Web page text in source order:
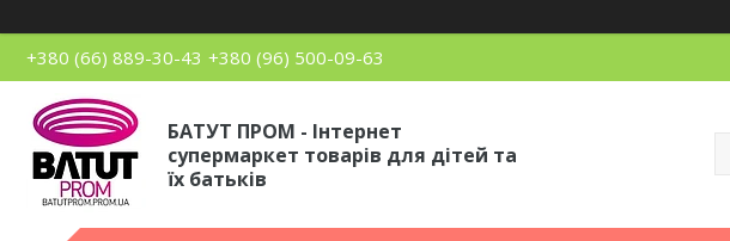
+380 (66) 889-30-43 +380 (96) 500-09-63
БАТУТ ПРОМ - Інтернет
супермаркет товарів для дітей та
їх батьків